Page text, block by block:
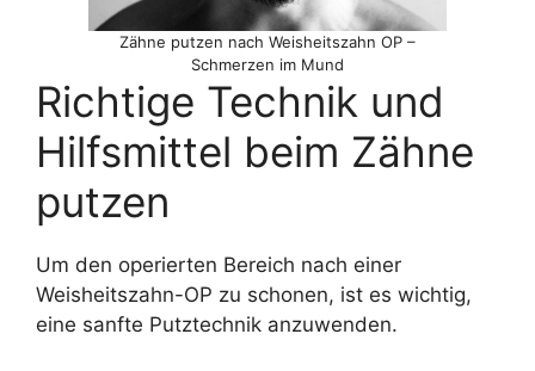
Zähne putzen nach Weisheitszahn OP –
Schmerzen im Mund
Richtige Technik und
Hilfsmittel beim Zähne
putzen
Um den operierten Bereich nach einer
Weisheitszahn-OP zu schonen, ist es wichtig,
eine sanfte Putztechnik anzuwenden.